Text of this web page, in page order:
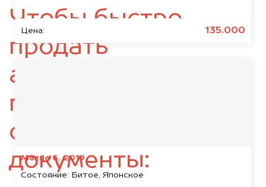
Цена: 135.000
Mazda 6, 2019
Состояние: Битое, Японское
Чтобы быстро
продать
автомобиль,
подготовьте
следующие
документы: